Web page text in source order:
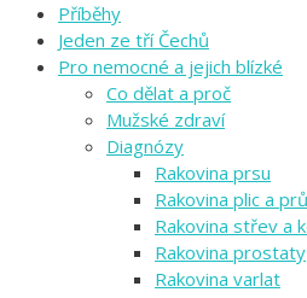
Příběhy
Jeden ze tří Čechů
Pro nemocné a jejich blízké
Co dělat a proč
Mužské zdraví
Diagnózy
Rakovina prsu
Rakovina plic a
Rakovina střev a
Rakovina prostaty
Rakovina varlat